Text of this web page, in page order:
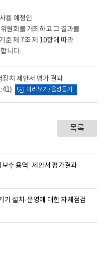
용 예정인
원회를 개최하고 그 결과를
준 제 7조 제 10항에 따라
니다.
장치 제안서 평가 결과
미리보기/음성듣기
목록
수 용역´ 제안서 평가결과
기 설치·운영에 대한 자체점검